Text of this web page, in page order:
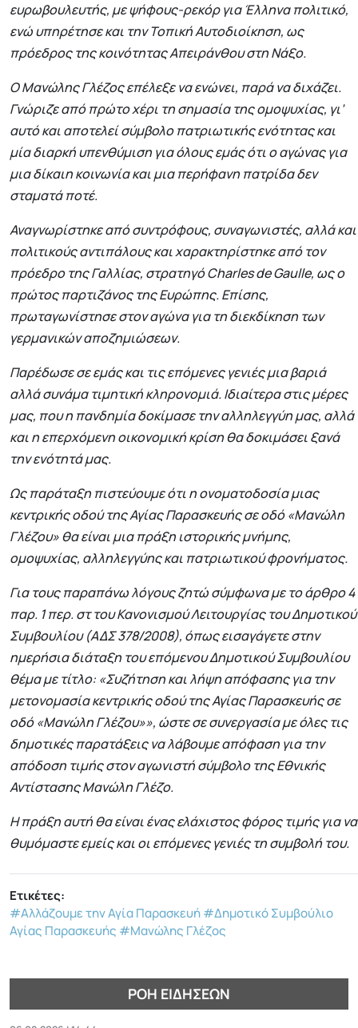
ευρωβουλευτής, με ψήφους-ρεκόρ για Έλληνα πολιτικό,
ενώ υπηρέτησε και την Τοπική Αυτοδιοίκηση, ως
πρόεδρος της κοινότητας Απειράνθου στη Νάξο.
Ο Μανώλης Γλέζος επέλεξε να ενώνει, παρά να διχάζει.
Γνώριζε από πρώτο χέρι τη σημασία της ομοψυχίας, γι’
αυτό και αποτελεί σύμβολο πατριωτικής ενότητας και
μία διαρκή υπενθύμιση για όλους εμάς ότι ο αγώνας για
μια δίκαιη κοινωνία και μια περήφανη πατρίδα δεν
σταματά ποτέ.
Αναγνωρίστηκε από συντρόφους, συναγωνιστές, αλλά και
πολιτικούς αντιπάλους και χαρακτηρίστηκε από τον
πρόεδρο της Γαλλίας, στρατηγό Charles de Gaulle, ως ο
πρώτος παρτιζάνος της Ευρώπης. Επίσης,
πρωταγωνίστησε στον αγώνα για τη διεκδίκηση των
γερμανικών αποζημιώσεων.
Παρέδωσε σε εμάς και τις επόμενες γενιές μια βαριά
αλλά συνάμα τιμητική κληρονομιά. Ιδιαίτερα στις μέρες
μας, που η πανδημία δοκίμασε την αλληλεγγύη μας, αλλά
και η επερχόμενη οικονομική κρίση θα δοκιμάσει ξανά
την ενότητά μας.
Ως παράταξη πιστεύουμε ότι η ονοματοδοσία μιας
κεντρικής οδού της Αγίας Παρασκευής σε οδό «Μανώλη
Γλέζου» θα είναι μια πράξη ιστορικής μνήμης,
ομοψυχίας, αλληλεγγύης και πατριωτικού φρονήματος.
Για τους παραπάνω λόγους ζητώ σύμφωνα με το άρθρο 4
παρ. 1 περ. στ του Κανονισμού Λειτουργίας του Δημοτικού
Συμβουλίου (ΑΔΣ 378/2008), όπως εισαγάγετε στην
ημερήσια διάταξη του επόμενου Δημοτικού Συμβουλίου
θέμα με τίτλο: «Συζήτηση και λήψη απόφασης για την
μετονομασία κεντρικής οδού της Αγίας Παρασκευής σε
οδό «Μανώλη Γλέζου»», ώστε σε συνεργασία με όλες τις
δημοτικές παρατάξεις να λάβουμε απόφαση για την
απόδοση τιμής στον αγωνιστή σύμβολο της Εθνικής
Αντίστασης Μανώλη Γλέζο.
Η πράξη αυτή θα είναι ένας ελάχιστος φόρος τιμής για να
θυμόμαστε εμείς και οι επόμενες γενιές τη συμβολή του.
Ετικέτες:
#Αλλάζουμε την Αγία Παρασκευή#Δημοτικό Συμβούλιο
Αγίας Παρασκευής #Μανώλης Γλέζος
ΡΟΉ ΕΙΔΉΣΕΩΝ